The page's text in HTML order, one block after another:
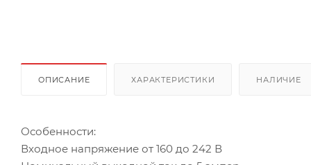
ОПИСАНИЕ ХАРАКТЕРИСТИКИ НАЛИЧИЕ
Особенности:
Входное напряжение от 160 до 242 В